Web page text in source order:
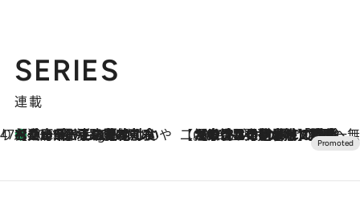
SERIES
連載
47都道府県の手みやげ ひんやりスイーツで夏を満喫
10 Hours Ago
【兵庫県】この夏絶対食べたい 冷やしておいしいおやつ3選 淡路島の恵みをジェラートに集約 【CREA×星野リゾート】唯一無二。癒しと発見が待つ場所へ
2026.8.7
【トンボの足水浴】ヒノキの香りに包まれて涼感マックス！約13℃の湧水かけ流しを避暑地「星野温泉 トンボの湯」で体験